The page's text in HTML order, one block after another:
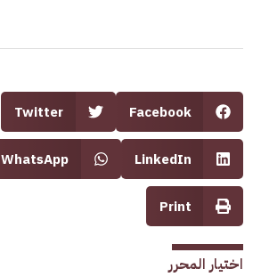
Facebook
Twitter
LinkedIn
WhatsApp
Print
اختيار المحرر